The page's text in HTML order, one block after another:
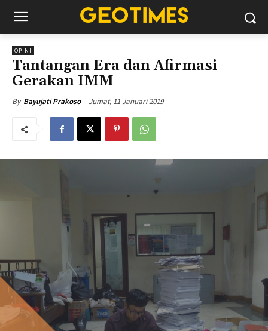
OPINI
Tantangan Era dan Afirmasi
Gerakan IMM
By Bayujati Prakoso Jumat, 11 Januari 2019